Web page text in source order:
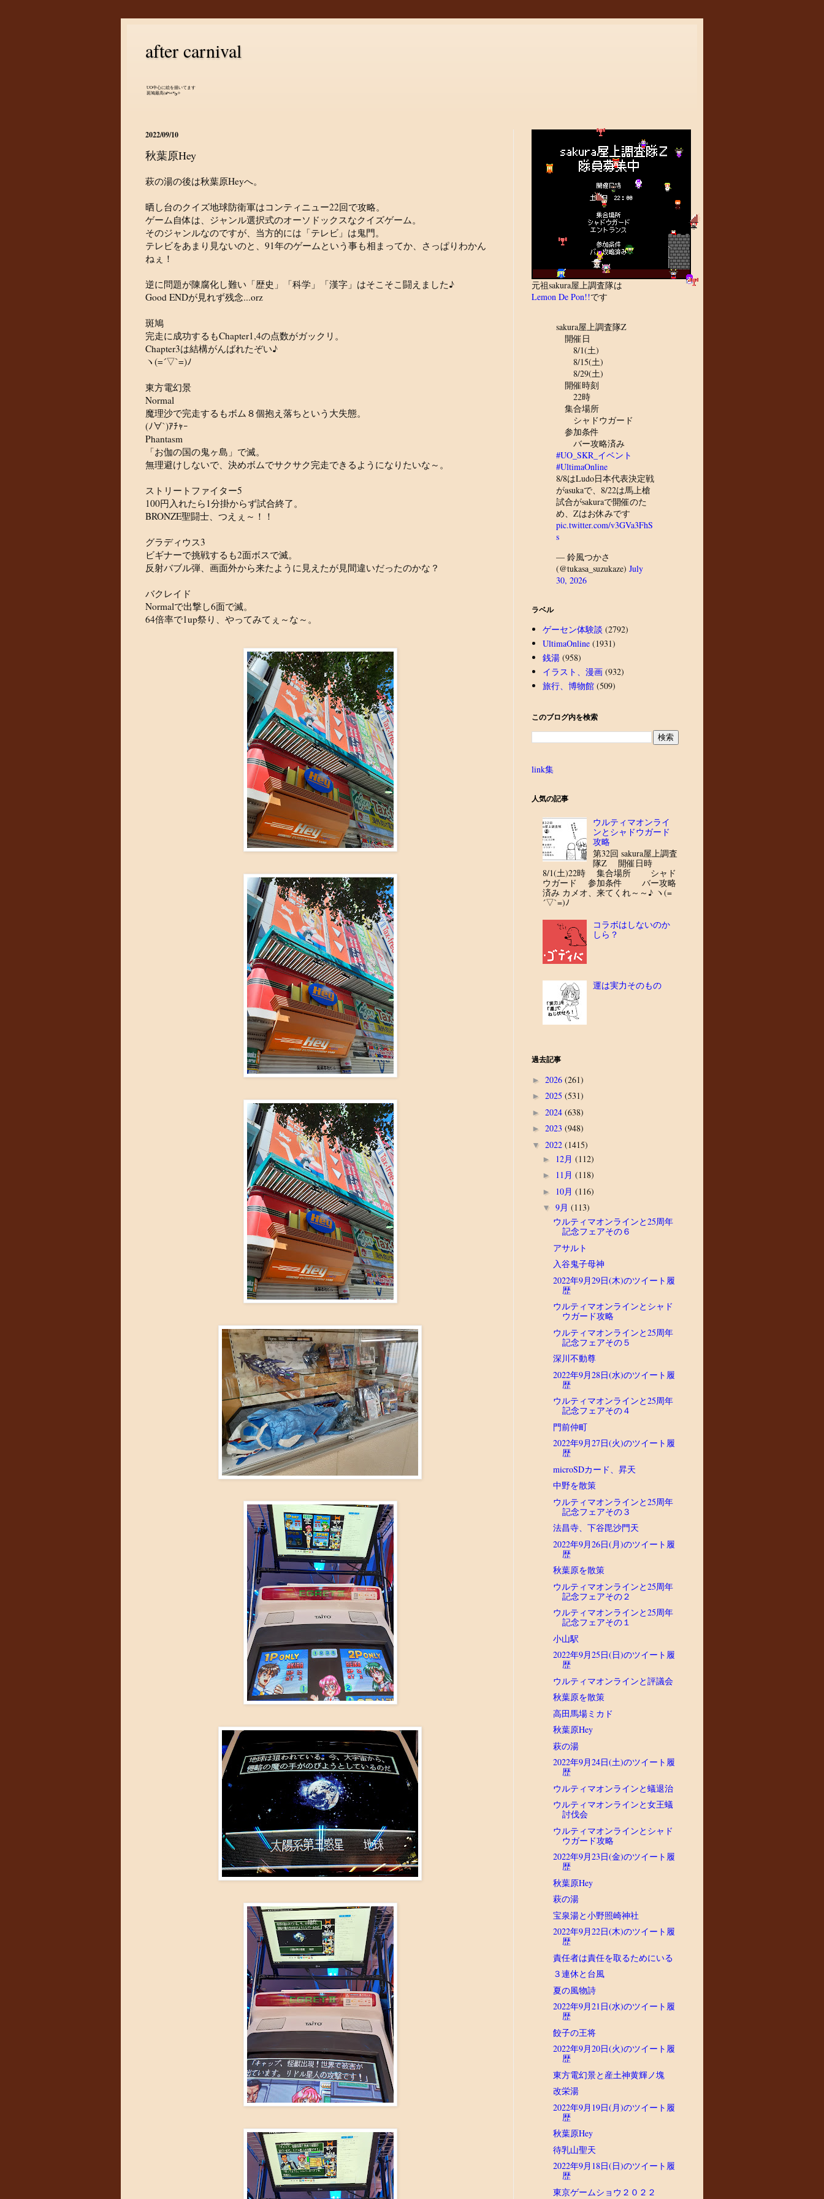
after carnival
UO中心に絵を描いてます
斑鳩最高(๑•̀ㅂ•́)و✧
2022/09/10
秋葉原Hey
萩の湯の後は秋葉原Heyへ。
晒し台のクイズ地球防衛軍はコンティニュー22回で攻略。
ゲーム自体は、ジャンル選択式のオーソドックスなクイズゲーム。
そのジャンルなのですが、当方的には「テレビ」は鬼門。
テレビをあまり見ないのと、91年のゲームという事も相まってか、さっぱりわかん
ねぇ！
逆に問題が陳腐化し難い「歴史」「科学」「漢字」はそこそこ闘えました♪
Good ENDが見れず残念...orz
斑鳩
完走に成功するもChapter1,4の点数がガックリ。
Chapter3は結構がんばれたぞい♪
ヽ(=´▽`=)ﾉ
東方電幻景
Normal
魔理沙で完走するもボム８個抱え落ちという大失態。
(ﾉ∀`)ｱﾁｬｰ
Phantasm
「お伽の国の鬼ヶ島」で滅。
無理避けしないで、決めボムでサクサク完走できるようになりたいな～。
ストリートファイター5
100円入れたら1分掛からず試合終了。
BRONZE聖闘士、つえぇ～！！
グラディウス3
ビギナーで挑戦するも2面ボスで滅。
反射バブル弾、画面外から来たように見えたが見間違いだったのかな？
バクレイド
Normalで出撃し6面で滅。
64倍率で1up祭り、やってみてぇ～な～。
元祖sakura屋上調査隊は
Lemon De Pon!!です
sakura屋上調査隊Z
開催日
8/1(土)
8/15(土)
8/29(土)
開催時刻
22時
集合場所
シャドウガード
参加条件
バー攻略済み
#UO_SKR_イベント
#UltimaOnline
8/8はLudo日本代表決定戦
がasukaで、8/22は馬上槍
試合がsakuraで開催のた
め、Zはお休みです
pic.twitter.com/v3GVa3FhS
s
— 鈴風つかさ
(@tukasa_suzukaze) July
30, 2026
ラベル
ゲーセン体験談 (2792)
UltimaOnline (1931)
銭湯 (958)
イラスト、漫画 (932)
旅行、博物館 (509)
このブログ内を検索
link集
人気の記事
ウルティマオンライ
ンとシャドウガード
攻略
第32回 sakura屋上調査
隊Z 開催日時
8/1(土)22時 集合場所 シャド
ウガード 参加条件 バー攻略
済み カメオ、来てくれ～～♪ ヽ(=
´▽`=)ﾉ
コラボはしないのか
しら？
運は実力そのもの
過去記事
► 2026 (261)
► 2025 (531)
► 2024 (638)
► 2023 (948)
▼ 2022 (1415)
► 12月 (112)
► 11月 (118)
► 10月 (116)
▼ 9月 (113)
ウルティマオンラインと25周年
記念フェアその６
アサルト
入谷鬼子母神
2022年9月29日(木)のツイート履
歴
ウルティマオンラインとシャド
ウガード攻略
ウルティマオンラインと25周年
記念フェアその５
深川不動尊
2022年9月28日(水)のツイート履
歴
ウルティマオンラインと25周年
記念フェアその４
門前仲町
2022年9月27日(火)のツイート履
歴
microSDカード、昇天
中野を散策
ウルティマオンラインと25周年
記念フェアその３
法昌寺、下谷毘沙門天
2022年9月26日(月)のツイート履
歴
秋葉原を散策
ウルティマオンラインと25周年
記念フェアその２
ウルティマオンラインと25周年
記念フェアその１
小山駅
2022年9月25日(日)のツイート履
歴
ウルティマオンラインと評議会
秋葉原を散策
高田馬場ミカド
秋葉原Hey
萩の湯
2022年9月24日(土)のツイート履
歴
ウルティマオンラインと蟻退治
ウルティマオンラインと女王蟻
討伐会
ウルティマオンラインとシャド
ウガード攻略
2022年9月23日(金)のツイート履
歴
秋葉原Hey
萩の湯
宝泉湯と小野照崎神社
2022年9月22日(木)のツイート履
歴
責任者は責任を取るためにいる
３連休と台風
夏の風物詩
2022年9月21日(水)のツイート履
歴
餃子の王将
2022年9月20日(火)のツイート履
歴
東方電幻景と産土神黄輝ノ塊
改栄湯
2022年9月19日(月)のツイート履
歴
秋葉原Hey
待乳山聖天
2022年9月18日(日)のツイート履
歴
東京ゲームショウ２０２２